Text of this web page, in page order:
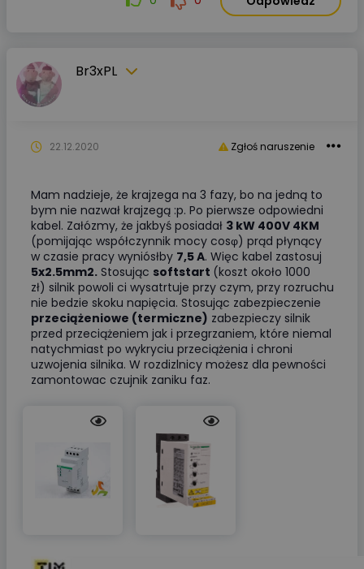
Br3xPL
Zgłoś naruszenie
22.12.2020
Mam nadzieje, że krajzega na 3 fazy, bo na jedną to
bym nie nazwał krajzegą :p. Po pierwsze odpowiedni
kabel. Załózmy, że jakbyś posiadał 3 kW 400V 4KM
(pomijając współczynnik mocy cosφ) prąd płynący
w czasie pracy wyniósłby 7,5 A. Więc kabel zastosuj
5x2.5mm2. Stosując softstart (koszt około 1000
zł) silnik powoli ci wysatrtuje przy czym, przy rozruchu
nie bedzie skoku napięcia. Stosując zabezpieczenie
przeciążeniowe (termiczne) zabezpieczy silnik
przed przeciążeniem jak i przegrzaniem, które niemal
natychmiast po wykryciu przeciążenia i chroni
uzwojenia silnika. W rozdizlnicy możesz dla pewności
zamontowac czujnik zaniku faz.